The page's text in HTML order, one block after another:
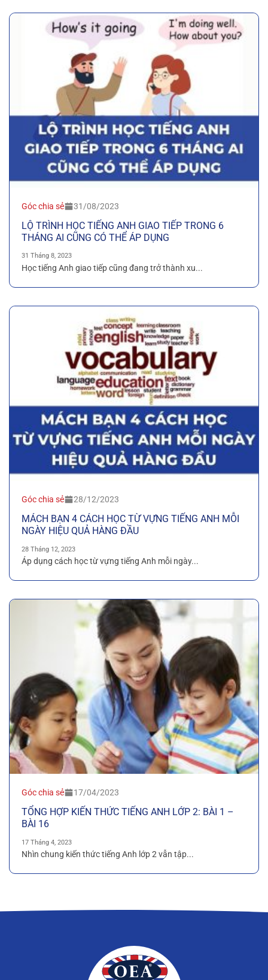
Góc chia sẻ 31/08/2023
LỘ TRÌNH HỌC TIẾNG ANH GIAO TIẾP TRONG 6
THÁNG AI CŨNG CÓ THỂ ÁP DỤNG
31 Tháng 8, 2023
Học tiếng Anh giao tiếp cũng đang trở thành xu...
Góc chia sẻ 28/12/2023
MÁCH BẠN 4 CÁCH HỌC TỪ VỰNG TIẾNG ANH MỖI
NGÀY HIỆU QUẢ HÀNG ĐẦU
28 Tháng 12, 2023
Áp dụng cách học từ vựng tiếng Anh mỗi ngày...
Góc chia sẻ 17/04/2023
TỔNG HỢP KIẾN THỨC TIẾNG ANH LỚP 2: BÀI 1 –
BÀI 16
17 Tháng 4, 2023
Nhìn chung kiến thức tiếng Anh lớp 2 vẫn tập...